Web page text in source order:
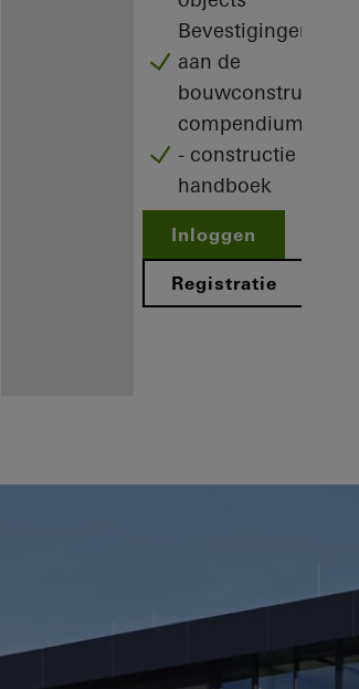
voor u als
Werkplek
Bevestigingen
aan de
bouwconstructie
compendium
- constructie
handboek
Inloggen
Registratie